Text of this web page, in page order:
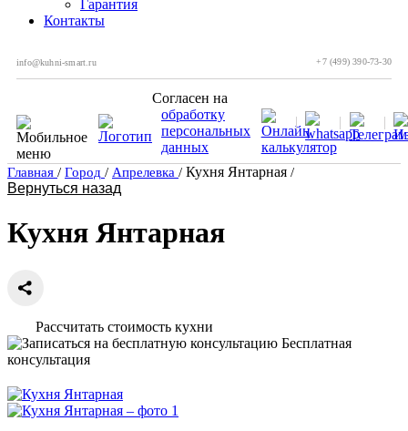
Гарантия
Контакты
info@kuhni-smart.ru +7 (499) 390-73-30
Согласен на
обработку
персональных
данных
Главная / Город / Апрелевка / Кухня Янтарная /
Вернуться назад
Кухня Янтарная
Рассчитать стоимость кухни
Бесплатная
консультация